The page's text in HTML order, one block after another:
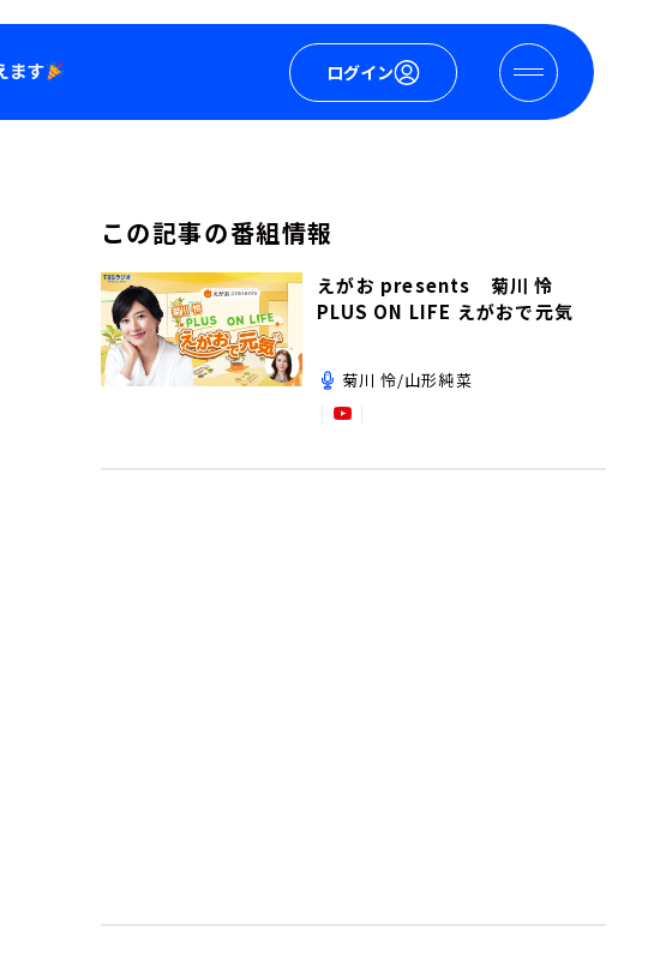
ログイン
この記事の番組情報
えがお presents 菊川 怜
PLUS ON LIFE えがおで元気
菊川 怜/山形純菜